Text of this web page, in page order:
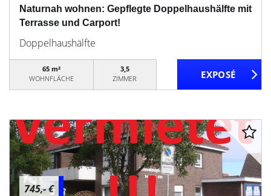
Naturnah wohnen: Gepflegte Doppelhaushälfte mit
Terrasse und Carport!
Doppelhaushälfte
65 m²
WOHNFLÄCHE
3,5
ZIMMER
745,- €